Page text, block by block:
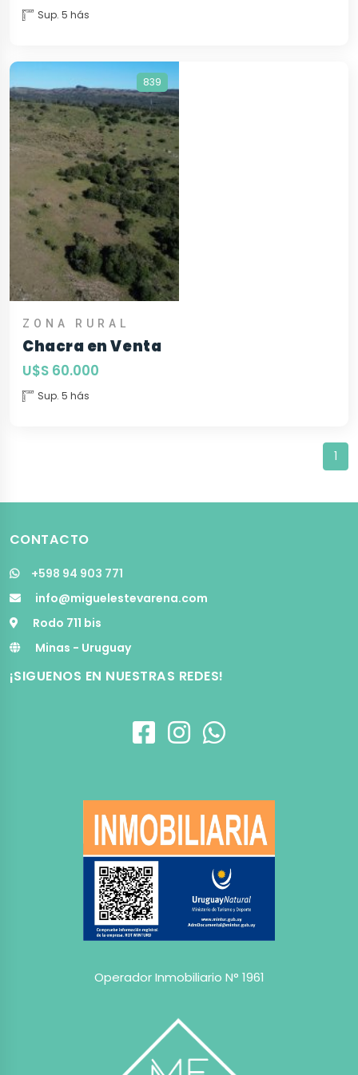
Sup. 5 hás
839
ZONA RURAL
Chacra en Venta
U$S 60.000
Sup. 5 hás
1
CONTACTO
+598 94 903 771
info@miguelestevarena.com
Rodo 711 bis
Minas - Uruguay
¡SIGUENOS EN NUESTRAS REDES!
Operador Inmobiliario N° 1961